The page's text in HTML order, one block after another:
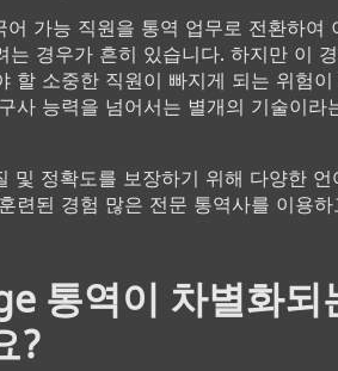
가능 직원을 통역 업무로 전환하여
는 경우가 흔히 있습니다. 하지만 이
할 소중한 직원이 빠지게 되는 위험
사 능력을 넘어서는 별개의 기술이라
및 정확도를 보장하기 위해 다양한 언
련된 경험 많은 전문 통역사를 이용하
통역이 차별화되
?